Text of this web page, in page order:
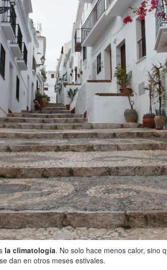
la climatología. No solo hace menos calor, sino
dan en otros meses estivales.